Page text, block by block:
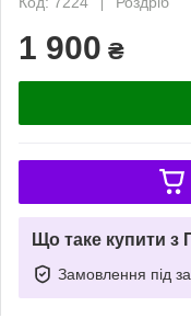
1 900 ₴
Що таке купити з
Замовлення під